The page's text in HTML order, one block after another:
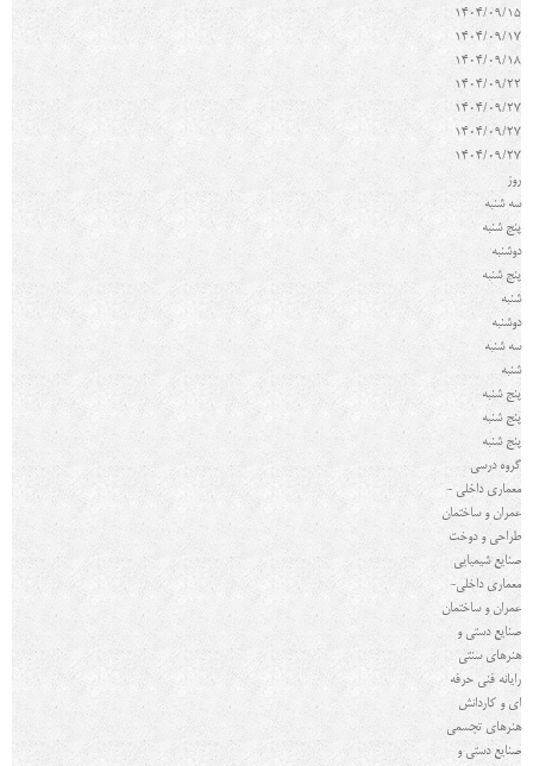
1404/09/15
1404/09/17
1404/09/18
1404/09/22
1404/09/27
1404/09/27
1404/09/27
روز
سه شنبه
پنج شنبه
دوشنبه
پنج شنبه
شنبه
دوشنبه
سه شنبه
شنبه
پنج شنبه
پنج شنبه
پنج شنبه
گروه درسي
معماری داخلی -
عمران و ساختمان
طراحی و دوخت
صنایع شیمیایی
معماری داخلی-
عمران و ساختمان
صنایع دستی و
هنرهای سنتی
رایانه فنی حرفه
ای و کاردانش
هنرهای تجسمی
صنایع دستی و